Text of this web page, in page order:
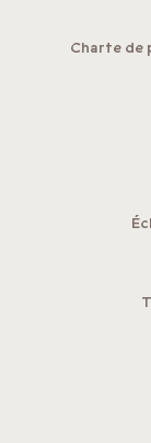
Charte de